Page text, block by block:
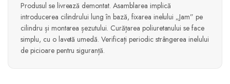
Produsul se livrează demontat. Asamblarea implică
introducerea cilindrului lung în bază, fixarea inelului „Jam” pe
cilindru și montarea șezutului. Curățarea poliuretanului se face
simplu, cu o lavetă umedă. Verificați periodic strângerea inelului
de picioare pentru siguranță.